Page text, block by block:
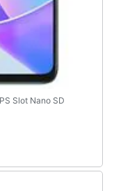
Slot Nano SD